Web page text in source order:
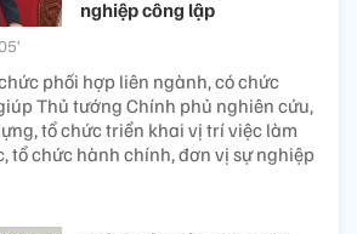
nghiệp công lập
phối hợp liên ngành, có chức
Thủ tướng Chính phủ nghiên cứu,
tổ chức triển khai vị trí việc làm
tổ chức hành chính, đơn vị sự nghiệp